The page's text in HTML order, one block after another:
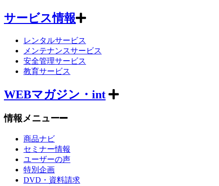
サービス情報
レンタルサービス
メンテナンスサービス
安全管理サービス
教育サービス
WEBマガジン・int
情報メニュー
商品ナビ
セミナー情報
ユーザーの声
特別企画
DVD・資料請求